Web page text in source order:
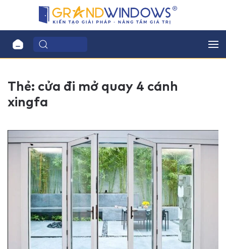
Thẻ: cửa đi mở quay 4 cánh
xingfa